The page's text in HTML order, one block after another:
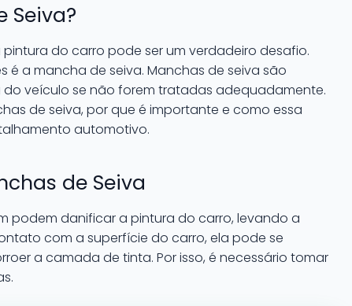
Seiva?
do carro pode ser um verdadeiro desafio.
é a mancha de seiva. Manchas de seiva são
veículo se não forem tratadas adequadamente.
de seiva, por que é importante e como essa
automotivo.
de Seiva
podem danificar a pintura do carro, levando a
com a superfície do carro, ela pode se
a camada de tinta. Por isso, é necessário tomar